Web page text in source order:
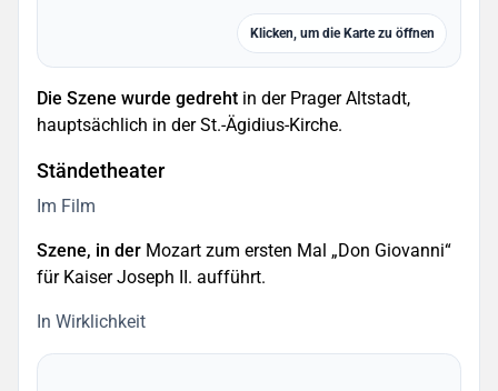
Klicken, um die Karte zu öffnen
Die Szene wurde gedreht in der Prager Altstadt,
hauptsächlich in der St.-Ägidius-Kirche.
Ständetheater
Im Film
Szene, in der Mozart zum ersten Mal „Don Giovanni“
für Kaiser Joseph II. aufführt.
In Wirklichkeit